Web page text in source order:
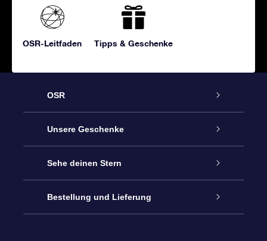
OSR-Leitfaden Tipps & Geschenke
OSR
Service
Kontakt
Blog
Unsere Geschenke
Sterne schenken
OSR-Geschenkpaket
Sehe deinen Stern
Sternregister
Bestellung und Lieferung